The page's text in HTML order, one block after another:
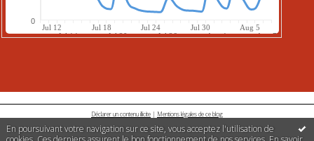
En poursuivant votre navigation sur ce site, vous acceptez l'utilisation de
Déclarer un contenu illicite | Mentions légales de ce blog